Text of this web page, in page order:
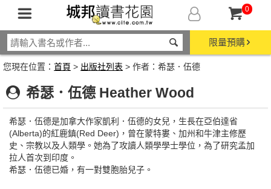
0
限量預購
您現在位置： 首頁 > 出版社列表 > 作者：希瑟．伍德
希瑟．伍德 Heather Wood
希瑟．伍德是加拿大作家凱利．伍德的女兒，生長在亞伯達省
(Alberta)的紅鹿鎮(Red Deer)，曾在蒙特婁、加州和牛津主修歷
史、宗教以及人類學。她為了攻讀人類學學士學位，為了研究孟加
拉人首次到印度。
希瑟．伍德已婚，有一對雙胞胎兒子。